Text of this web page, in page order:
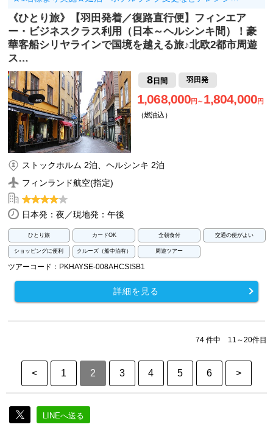
《ひとり旅》【羽田発着／復路直行便】フィンエア
ー・ビジネスクラス利用（日本～ヘルシンキ間）！豪
華客船シリヤラインで国境を越える旅♪北欧2都市周遊
ス…
8日間 羽田発
1,068,000円～ 1,804,000円
（燃油込）
ストックホルム 2泊、ヘルシンキ 2泊
フィンランド航空(指定)
日本発：夜／現地発：午後
ひとり旅 カードOK 全朝食付 交通の便がよい
ショッピングに便利 クルーズ（船中泊有） 周遊ツアー
ツアーコード：PKHAYSE-008AHCSISB1
詳細を見る
74 件中 11～20件目
< 1 2 3 4 5 6 >
LINEへ送る